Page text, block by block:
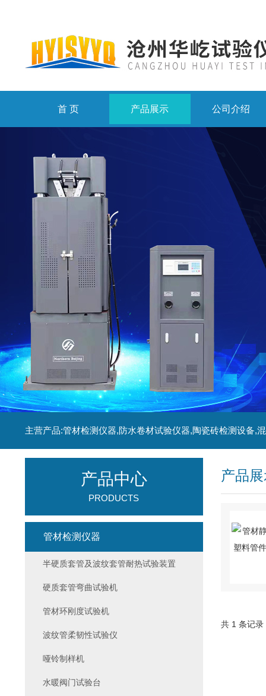
首 页 产品展示 公司介绍
产品
共 1 条记
产品中心
PRODUCTS
管材检测仪器
半硬质套管及波纹套管耐热试验装置
硬质套管弯曲试验机
管材环刚度试验机
波纹管柔韧性试验仪
哑铃制样机
水暖阀门试验台